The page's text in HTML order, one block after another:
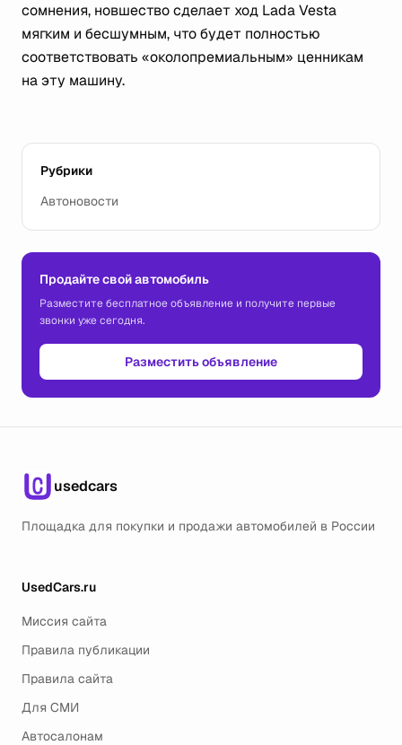
сомнения, новшество сделает ход Lada Vesta
мягким и бесшумным, что будет полностью
соответствовать «околопремиальным» ценникам
на эту машину.
Рубрики
Автоновости
Продайте свой автомобиль
Разместите бесплатное объявление и получите первые
звонки уже сегодня.
Разместить объявление
usedcars
Площадка для покупки и продажи автомобилей в России
UsedCars.ru
Миссия сайта
Правила публикации
Правила сайта
Для СМИ
Автосалонам